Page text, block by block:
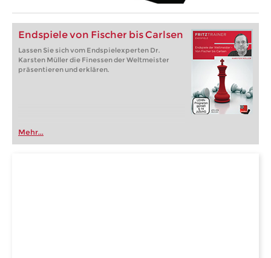
Endspiele von Fischer bis Carlsen
Lassen Sie sich vom Endspielexperten Dr.
Karsten Müller die Finessen der Weltmeister
präsentieren und erklären.
Mehr...